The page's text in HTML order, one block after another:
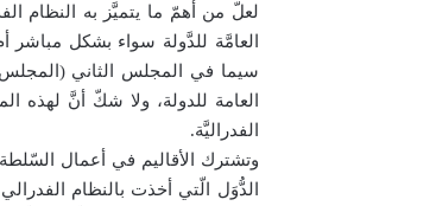
لعلّ من أهمّ ما يتميَّز به النظام
العامَّة للدَّولة سواء بشكل مباشر
سيما في المجلس الثاني
العامة للدولة، ولا شكّ أنَّ لهذه
الفدراليَّة.
وتشترك الأقاليم في أعمال
الدُّوَل الّتي أخذت بالنظام